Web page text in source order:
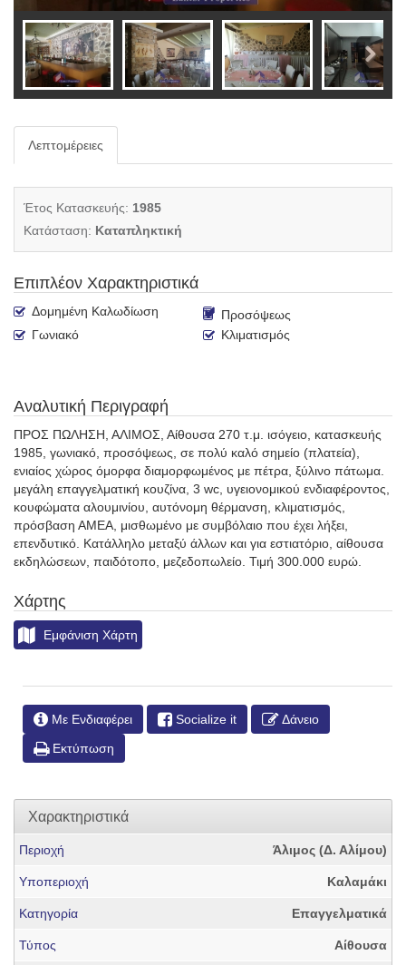
Λεπτομέρειες
Έτος Κατασκευής: 1985
Κατάσταση: Καταπληκτική
Επιπλέον Χαρακτηριστικά
Δομημένη Καλωδίωση
Προσόψεως
Γωνιακό
Κλιματισμός
Αναλυτική Περιγραφή
ΠΡΟΣ ΠΩΛΗΣΗ, ΑΛΙΜΟΣ, Αίθουσα 270 τ.μ. ισόγειο, κατασκευής
1985, γωνιακό, προσόψεως, σε πολύ καλό σημείο (πλατεία),
ενιαίος χώρος όμορφα διαμορφωμένος με πέτρα, ξύλινο πάτωμα.
μεγάλη επαγγελματική κουζίνα, 3 wc, υγειονομικού ενδιαφέροντος,
κουφώματα αλουμινίου, αυτόνομη θέρμανση, κλιματισμός,
πρόσβαση ΑΜΕΑ, μισθωμένο με συμβόλαιο που έχει λήξει,
επενδυτικό. Κατάλληλο μεταξύ άλλων και για εστιατόριο, αίθουσα
εκδηλώσεων, παιδότοπο, μεζεδοπωλείο. Τιμή 300.000 ευρώ.
Χάρτης
Εμφάνιση Χάρτη
Με Ενδιαφέρει Socialize it
Δάνειο
Εκτύπωση
Χαρακτηριστικά
Περιοχή Άλιμος (Δ. Αλίμου)
Υποπεριοχή Καλαμάκι
Κατηγορία Επαγγελματικά
Τύπος Αίθουσα